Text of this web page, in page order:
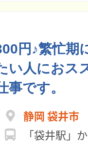
円♪繁忙期
い人におス
です。
静岡 袋井市
「袋井駅」